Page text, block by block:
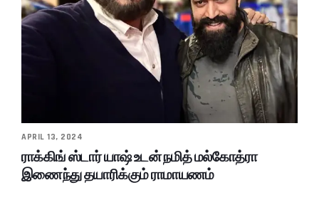
APRIL 13, 2024
ராக்கிங் ஸ்டார் யாஷ் உடன் நமித் மல்கோத்ரா
இணைந்து தயாரிக்கும் ராமாயணம்